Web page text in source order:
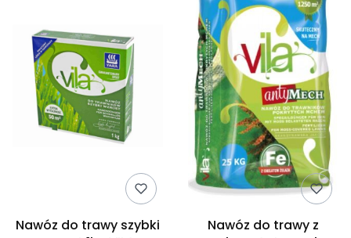
Nawóz do trawy szybki
Nawóz do trawy z